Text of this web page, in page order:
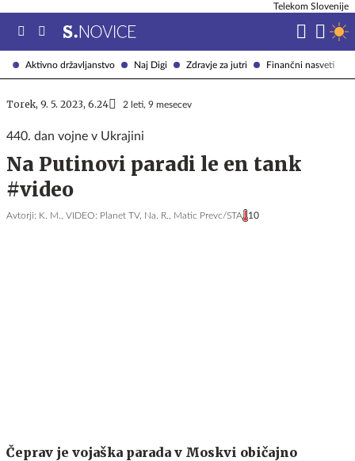
Aktivno državljanstvo Naj Digi Zdravje za jutri Finančni nasveti
Telekom Slovenije
Torek, 9. 5. 2023, 6.24 2 leti, 9 mesecev
440. dan vojne v Ukrajini
Na Putinovi paradi le en tank
#video
Avtorji: K. M., VIDEO: Planet TV, Na. R., Matic Prevc/STA 10
Čeprav je vojaška parada v Moskvi običajno